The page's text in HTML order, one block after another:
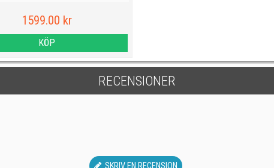
1599.00 kr
KÖP
RECENSIONER
SKRIV EN RECENSION